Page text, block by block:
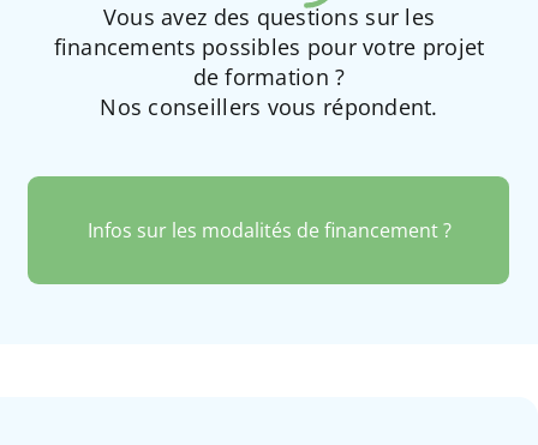
Vous avez des questions sur les
financements possibles pour votre projet
de formation ?
Nos conseillers vous répondent.
Infos sur les modalités de financement ?